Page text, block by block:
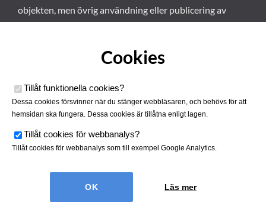
objekten, men övrig användning eller publicering av
Smalspårsarkivet drivs av
Tjustbygdens Järnvägsförening
Cookies
Tillåt funktionella cookies?
Dessa cookies försvinner när du stänger webbläsaren, och behövs för att
hemsidan ska fungera. Dessa cookies är tillåtna enligt lagen.
Tillåt cookies för webbanalys?
Tillåt cookies för webbanalys som till exempel Google Analytics.
Läs mer